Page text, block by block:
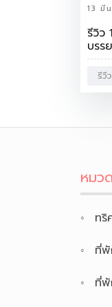
13 มี
รีวิว
บรร
รีวี
หมว
ทริ
ที่พั
ที่พั